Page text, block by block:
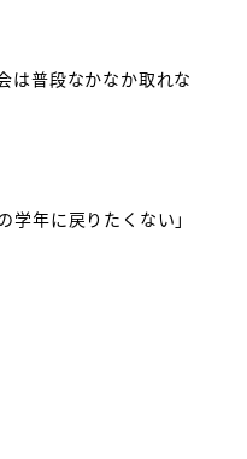
は普段なかなか取れな
年に戻りたくない」